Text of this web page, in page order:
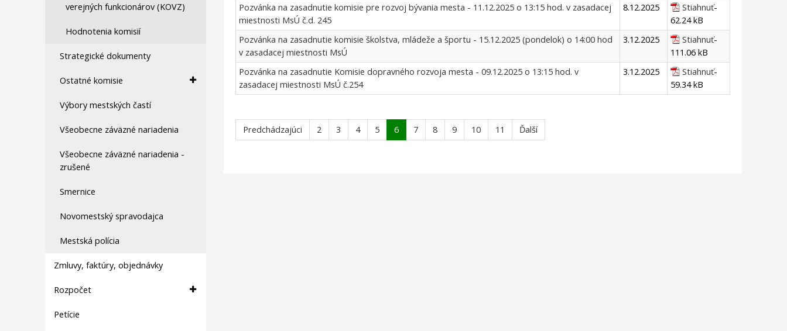
verejných funkcionárov (KOVZ)
Hodnotenia komisií
Strategické dokumenty
Ostatné komisie
Výbory mestských častí
Všeobecne záväzné nariadenia
Všeobecne záväzné nariadenia -
zrušené
Smernice
Novomestský spravodajca
Mestská polícia
Zmluvy, faktúry, objednávky
Rozpočet
Petície
Pozvánka na zasadnutie komisie pre rozvoj bývania mesta - 11.12.2025 o 13:15 hod. v zasadacej
miestnosti MsÚ č.d. 245
8.12.2025 Stiahnuť-
62.24 kB
Pozvánka na zasadnutie komisie školstva, mládeže a športu - 15.12.2025 (pondelok) o 14:00 hod
v zasadacej miestnosti MsÚ
3.12.2025 Stiahnuť-
111.06 kB
Pozvánka na zasadnutie Komisie dopravného rozvoja mesta - 09.12.2025 o 13:15 hod. v
zasadacej miestnosti MsÚ č.254
3.12.2025 Stiahnuť-
59.34 kB
Predchádzajúci 2 3 4 5 6 7 8 9 10 11 Ďalší